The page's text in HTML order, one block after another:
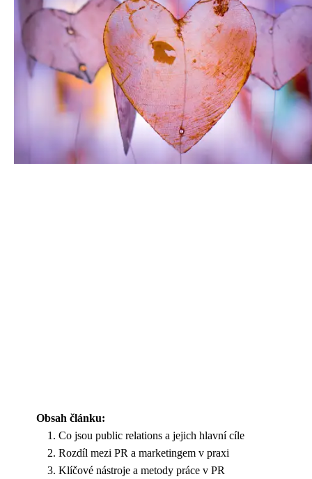
Obsah článku:
Co jsou public relations a jejich hlavní cíle
Rozdíl mezi PR a marketingem v praxi
Klíčové nástroje a metody práce v PR